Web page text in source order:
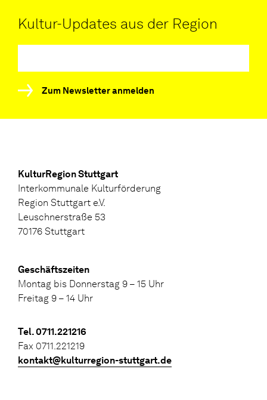
Kultur-Updates aus der Region
Zum Newsletter anmelden
KulturRegion Stuttgart
Interkommunale Kulturförderung
Region Stuttgart e.V.
Leuschnerstraße 53
70176 Stuttgart
Geschäftszeiten
Montag bis Donnerstag 9 – 15 Uhr
Freitag 9 – 14 Uhr
Tel. 0711.221216
Fax 0711.221219
kontakt@kulturregion-stuttgart.de